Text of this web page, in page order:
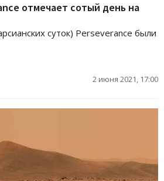
отмечает сотый день на
суток) Perseverance были
2 июня 2021, 17:00